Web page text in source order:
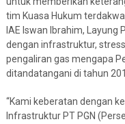
tim Kuasa Hukum
IAE Iswan Ibrahim,
dengan infrastruktur,
pengaliran gas mengapa
ditandatangani di tahun
“Kami keberatan dengan
Infrastruktur PT PGN